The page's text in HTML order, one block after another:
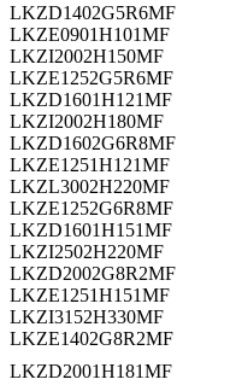
LKZD1402G5R6MF
LKZE0901H101MF
LKZI2002H150MF
LKZE1252G5R6MF
LKZD1601H121MF
LKZI2002H180MF
LKZD1602G6R8MF
LKZE1251H121MF
LKZL3002H220MF
LKZE1252G6R8MF
LKZD1601H151MF
LKZI2502H220MF
LKZD2002G8R2MF
LKZE1251H151MF
LKZI3152H330MF
LKZE1402G8R2MF
LKZD2001H181MF